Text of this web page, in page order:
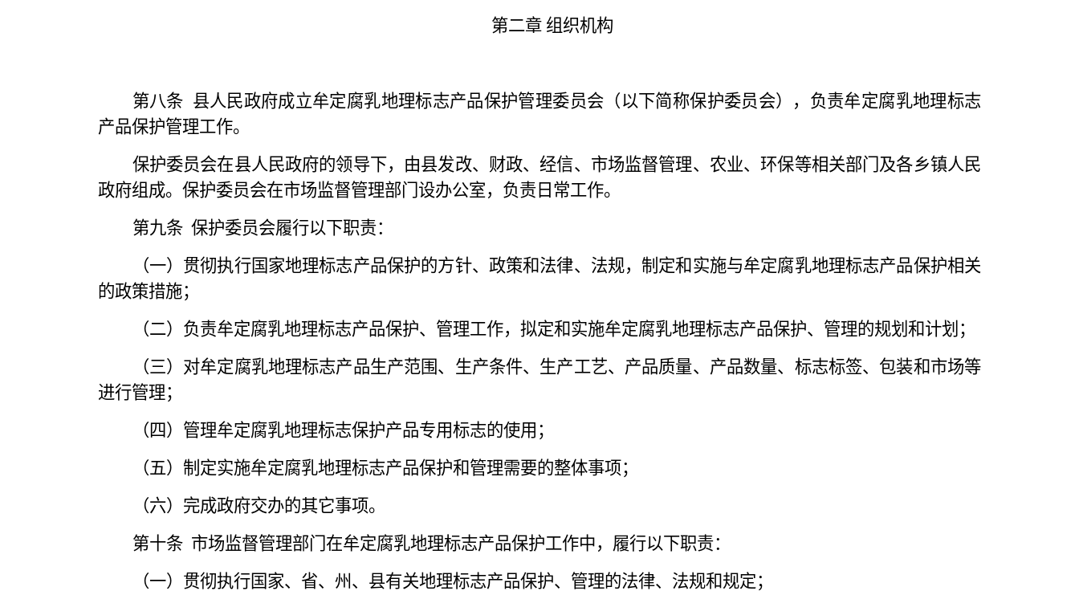
第二章 组织机构
第八条 县人民政府成立牟定腐乳地理标志产品保护管理委员会（以下简称保护委员会），负责牟定腐乳地理标志
产品保护管理工作。
保护委员会在县人民政府的领导下，由县发改、财政、经信、市场监督管理、农业、环保等相关部门及各乡镇人民
政府组成。保护委员会在市场监督管理部门设办公室，负责日常工作。
第九条 保护委员会履行以下职责：
（一）贯彻执行国家地理标志产品保护的方针、政策和法律、法规，制定和实施与牟定腐乳地理标志产品保护相关
的政策措施；
（二）负责牟定腐乳地理标志产品保护、管理工作，拟定和实施牟定腐乳地理标志产品保护、管理的规划和计划；
（三）对牟定腐乳地理标志产品生产范围、生产条件、生产工艺、产品质量、产品数量、标志标签、包装和市场等
进行管理；
（四）管理牟定腐乳地理标志保护产品专用标志的使用；
（五）制定实施牟定腐乳地理标志产品保护和管理需要的整体事项；
（六）完成政府交办的其它事项。
第十条 市场监督管理部门在牟定腐乳地理标志产品保护工作中，履行以下职责：
（一）贯彻执行国家、省、州、县有关地理标志产品保护、管理的法律、法规和规定；